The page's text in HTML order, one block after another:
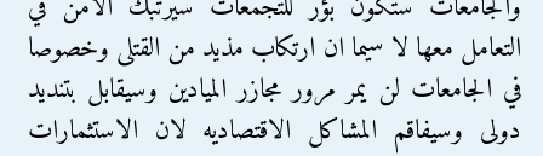
التعامل معها لا سيما ان ارتكاب مذيد من القتلى وخصوصا
في الجامعات لن يمر مرور مجازر الميادين وسيقابل بتنديد
دولى وسيفاقم المشاكل الاقتصاديه لان الاستثمارات